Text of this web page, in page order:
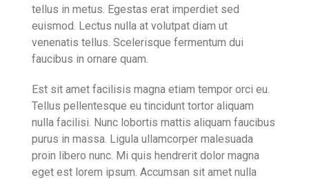
tellus in metus. Egestas erat imperdiet sed
euismod. Lectus nulla at volutpat diam ut
venenatis tellus. Scelerisque fermentum dui
faucibus in ornare quam.
Est sit amet facilisis magna etiam tempor orci eu.
Tellus pellentesque eu tincidunt tortor aliquam
nulla facilisi. Nunc lobortis mattis aliquam faucibus
purus in massa. Ligula ullamcorper malesuada
proin libero nunc. Mi quis hendrerit dolor magna
eget est lorem ipsum. Accumsan sit amet nulla